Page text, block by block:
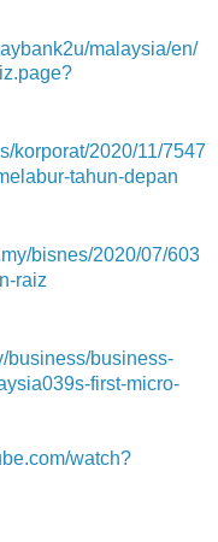
malaysia/en/
korporat/2020/11/7547
tahun-depan
bisnes/2020/07/603
raiz
business/business-
first-micro-
watch?